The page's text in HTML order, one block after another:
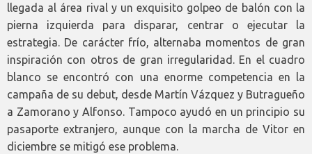
llegada al área rival y un exquisito golpeo de balón con la
pierna izquierda para disparar, centrar o ejecutar la
estrategia. De carácter frío, alternaba momentos de gran
inspiración con otros de gran irregularidad. En el cuadro
blanco se encontró con una enorme competencia en la
campaña de su debut, desde Martín Vázquez y Butragueño
a Zamorano y Alfonso. Tampoco ayudó en un principio su
pasaporte extranjero, aunque con la marcha de Vitor en
diciembre se mitigó ese problema.